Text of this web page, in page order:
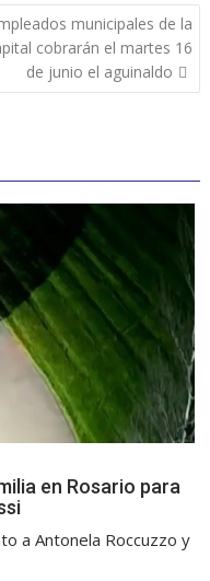
municipales de la
cobrarán el martes 16
de junio el aguinaldo
en Rosario para
a Antonela Roccuzzo y